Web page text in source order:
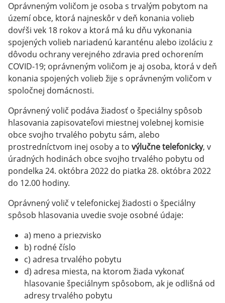
Oprávneným voličom je osoba s trvalým pobytom na
území obce, ktorá najneskôr v deň konania volieb
dovŕši vek 18 rokov a ktorá má ku dňu vykonania
spojených volieb nariadenú karanténu alebo izoláciu z
dôvodu ochrany verejného zdravia pred ochorením
COVID-19; oprávneným voličom je aj osoba, ktorá v deň
konania spojených volieb žije s oprávneným voličom v
spoločnej domácnosti.
Oprávnený volič podáva žiadosť o špeciálny spôsob
hlasovania zapisovateľovi miestnej volebnej komisie
obce svojho trvalého pobytu sám, alebo
prostredníctvom inej osoby a to výlučne telefonicky, v
úradných hodinách obce svojho trvalého pobytu od
pondelka 24. októbra 2022 do piatka 28. októbra 2022
do 12.00 hodiny.
Oprávnený volič v telefonickej žiadosti o špeciálny
spôsob hlasovania uvedie svoje osobné údaje:
a) meno a priezvisko
b) rodné číslo
c) adresa trvalého pobytu
d) adresa miesta, na ktorom žiada vykonať
hlasovanie špeciálnym spôsobom, ak je odlišná od
adresy trvalého pobytu